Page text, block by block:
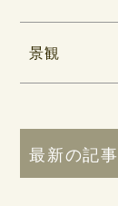
景観
最新の記事